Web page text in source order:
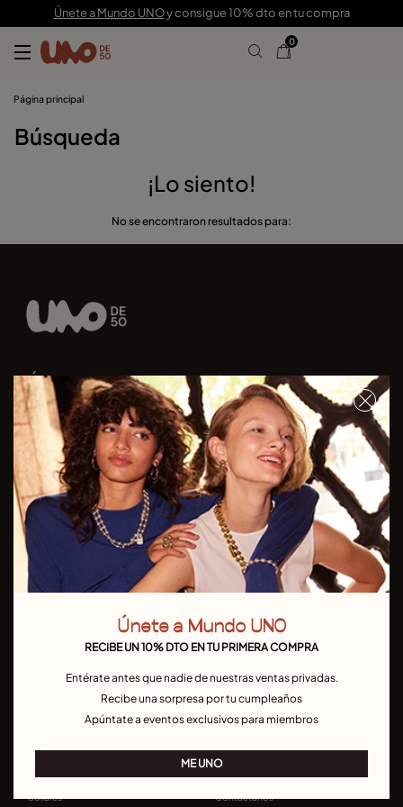
Únete a Mundo UNOy consigue 10% dto en tu compra
0
Página principal
Búsqueda
¡Lo siento!
No se encontraron resultados para:
Únete a nuestra newsletter
No te pierdas nuestras últimas colecciones y promociones
Me uno
He leído y comprendo la Política de Privacidad
País/Idioma:
Collares
CONTACTANOS
Contáctanos
Únete a Mundo UNO
RECIBE UN 10% DTO EN TU PRIMERA COMPRA
Entérate antes que nadie de nuestras ventas privadas.
Recibe una sorpresa por tu cumpleaños
Apúntate a eventos exclusivos para miembros
ME UNO